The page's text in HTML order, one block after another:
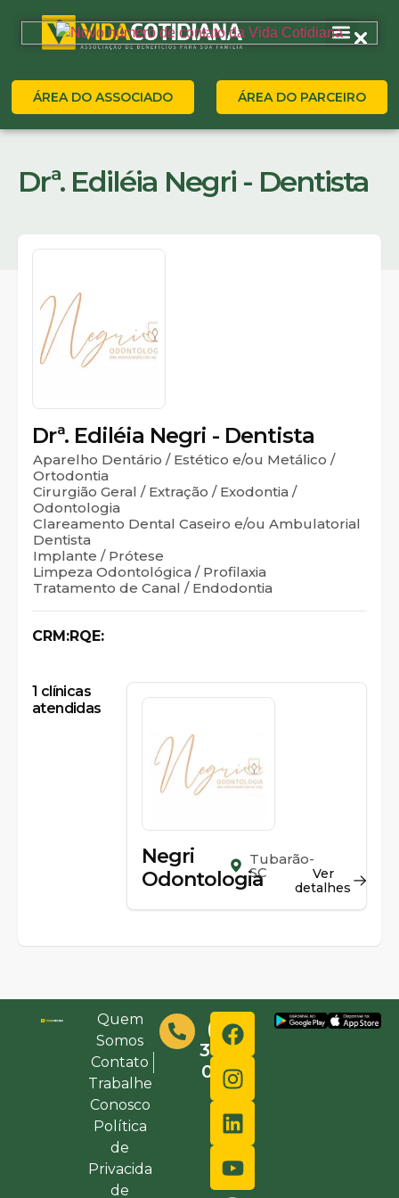
ÁREA DO ASSOCIADO ÁREA DO PARCEIRO
Drª. Ediléia Negri - Dentista
Drª. Ediléia Negri - Dentista
Aparelho Dentário / Estético e/ou Metálico /
Ortodontia
Cirurgião Geral / Extração / Exodontia /
Odontologia
Clareamento Dental Caseiro e/ou Ambulatorial
Dentista
Implante / Prótese
Limpeza Odontológica / Profilaxia
Tratamento de Canal / Endodontia
CRM:RQE:
1 clínicas
atendidas
Negri
Odontologia
Tubarão-
SC
Ver
detalhes
Quem
Somos
Contato
Trabalhe
Conosco
Política
de
Privacida
de
(48)
3632-
0000